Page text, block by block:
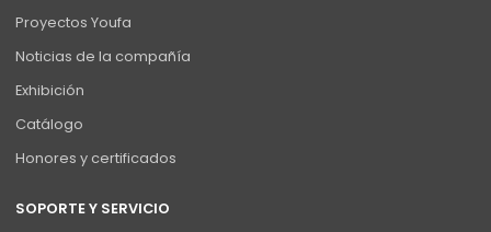
Proyectos Youfa
Noticias de la compañía
Exhibición
Catálogo
Honores y certificados
SOPORTE Y SERVICIO